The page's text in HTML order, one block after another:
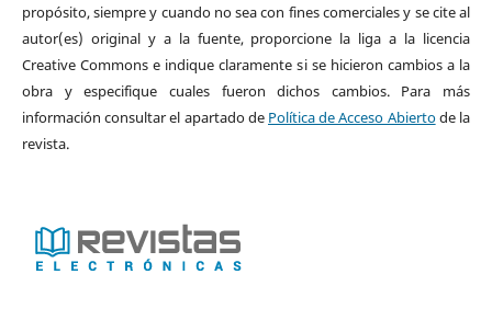
propósito, siempre y cuando no sea con fines comerciales y se cite al
autor(es) original y a la fuente, proporcione la liga a la licencia
Creative Commons e indique claramente si se hicieron cambios a la
obra y especifique cuales fueron dichos cambios. Para más
información consultar el apartado de Política de Acceso Abiertode la
revista.